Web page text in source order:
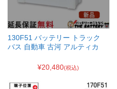
130F51 バッテリー トラック
バス 自動車 古河 アルティカ
¥20,480(税込)